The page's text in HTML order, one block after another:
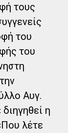
τους
του
του
Αυγ.
η
λέτε